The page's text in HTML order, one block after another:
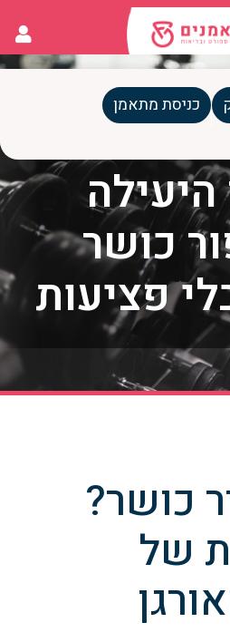
כניסת מתאמן
כושר:
כושר
פציעות
כושר?
של